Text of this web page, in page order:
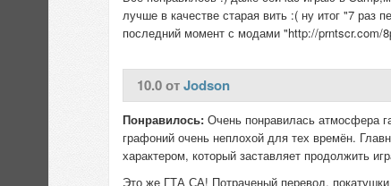
лучше в качестве старая вить :( ну итог "7 раз
последний момент с модами "http://prntscr.com/
10.0 отJodson
Понравилось: Очень понравилась атмосфера
графоний очень неплохой для тех времён.
характером, который заставляет продолжить
Это же ГТА СА! Потраченый перевод,